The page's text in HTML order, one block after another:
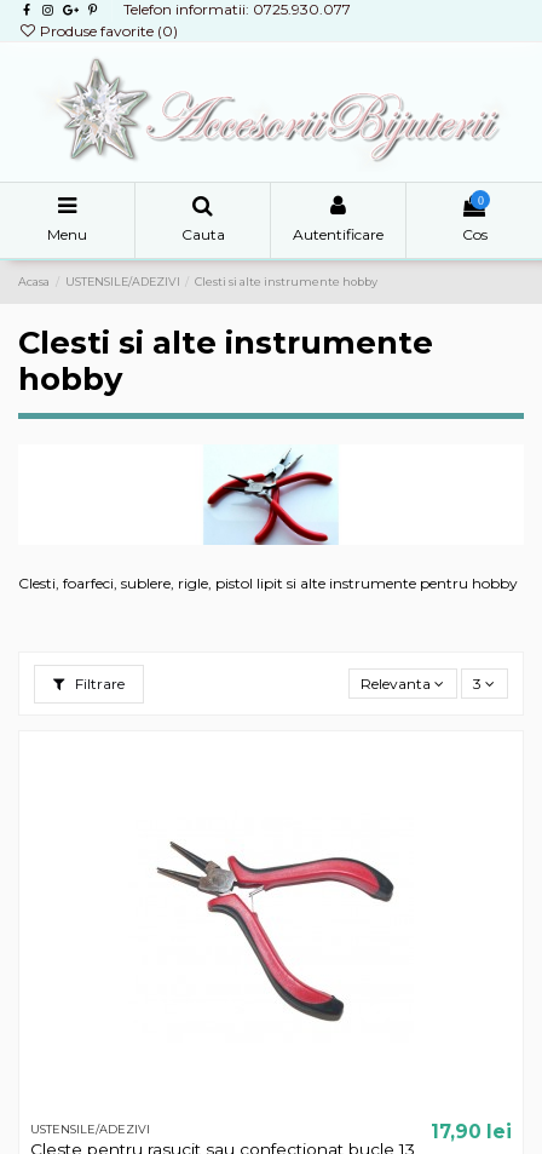
Telefon informatii: 0725.930.077
Produse favorite (0)
Menu Cauta Autentificare
0
Cos
Acasa USTENSILE/ADEZIVI Clesti si alte instrumente hobby
Clesti si alte instrumente
hobby
Clesti, foarfeci, sublere, rigle, pistol lipit si alte instrumente pentru hobby
Filtrare Relevanta 3
USTENSILE/ADEZIVI
Cleste pentru rasucit sau confectionat bucle 13
17,90 lei